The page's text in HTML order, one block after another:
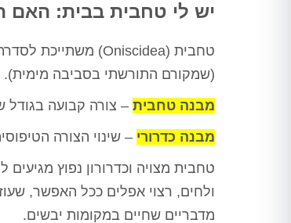
יש לי טחבית בבית: האם
(שמקורם התורשתי בסביבה
מבנה טחבית – צורה קבועה בגודל שבין 10-25 מ"מ. הטחבית איננה
מבנה כדרורי – שינוי הצורה
טחבית מצויה וכדרורון נפוץ
ולחים, רצוי אפלים ככל האפשר,
מדבריים שחיים במקומות יבשים.